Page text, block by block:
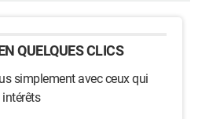
QUELQUES CLICS
simplement avec ceux qui